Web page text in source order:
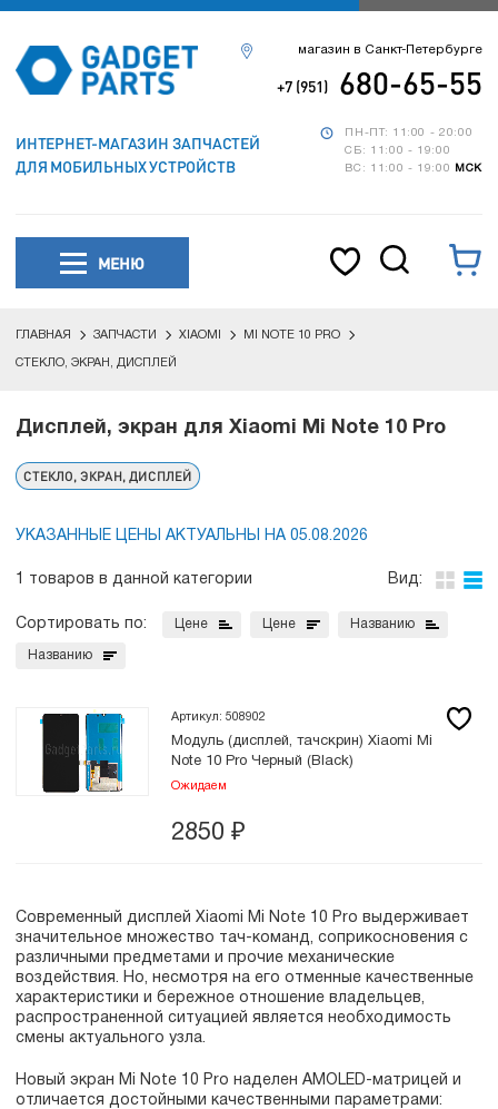
ИНТЕРНЕТ-МАГАЗИН ЗАПЧАСТЕЙ
ДЛЯ МОБИЛЬНЫХ УСТРОЙСТВ
ПН-ПТ: 11:00 - 20:00
СБ: 11:00 - 19:00
ВС: 11:00 - 19:00
МСК
магазин в Санкт-Петербурге
+7 (951) 680-65-55
МЕНЮ
ГЛАВНАЯ ЗАПЧАСТИ XIAOMI MI NOTE 10 PRO
СТЕКЛО, ЭКРАН, ДИСПЛЕЙ
Дисплей, экран для Xiaomi Mi Note 10 Pro
СТЕКЛО, ЭКРАН, ДИСПЛЕЙ
УКАЗАННЫЕ ЦЕНЫ АКТУАЛЬНЫ НА 05.08.2026
1 товаров в данной категории Вид:
Сортировать по: Цене Цене Названию
Названию
Артикул: 508902
Модуль (дисплей, тачскрин) Xiaomi Mi
Note 10 Pro Черный (Black)
Ожидаем
2850 ₽
Современный дисплей Xiaomi Mi Note 10 Pro выдерживает
значительное множество тач-команд, соприкосновения с
различными предметами и прочие механические
воздействия. Но, несмотря на его отменные качественные
характеристики и бережное отношение владельцев,
распространенной ситуацией является необходимость
смены актуального узла.
Новый экран Mi Note 10 Pro наделен AMOLED-матрицей и
отличается достойными качественными параметрами: